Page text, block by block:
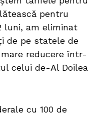
pentru
luni, am eliminat
de pe statele de
reducere într-
celui de-Al Doilea
cu 100 de